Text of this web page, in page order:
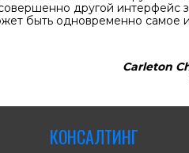
другой
быть одновременно самое
Carleton
КОНСАЛТИНГ